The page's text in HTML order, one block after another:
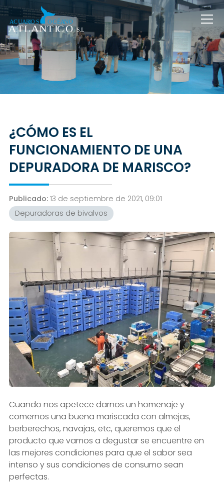
¿CÓMO ES EL
FUNCIONAMIENTO DE UNA
DEPURADORA DE MARISCO?
Publicado: 13 de septiembre de 2021, 09:01
Depuradoras de bivalvos
Cuando nos apetece darnos un homenaje y
comernos una buena mariscada con almejas,
berberechos, navajas, etc, queremos que el
producto que vamos a degustar se encuentre en
las mejores condiciones para que el sabor sea
intenso y sus condiciones de consumo sean
perfectas.